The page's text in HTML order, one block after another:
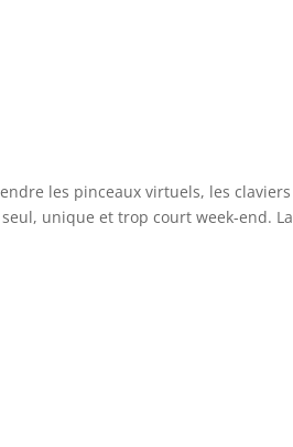
les pinceaux virtuels, les claviers
unique et trop court week-end. La